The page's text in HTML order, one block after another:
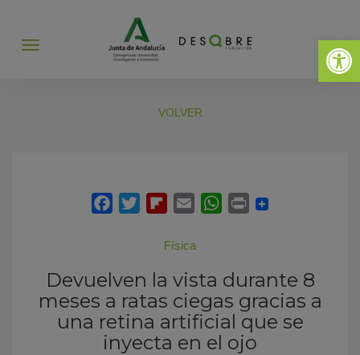
Abrir
Abrir
VOLVER
Física
Devuelven la vista durante 8
meses a ratas ciegas gracias a
una retina artificial que se
inyecta en el ojo